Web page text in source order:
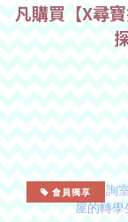
凡購買【X尋
會員獨享